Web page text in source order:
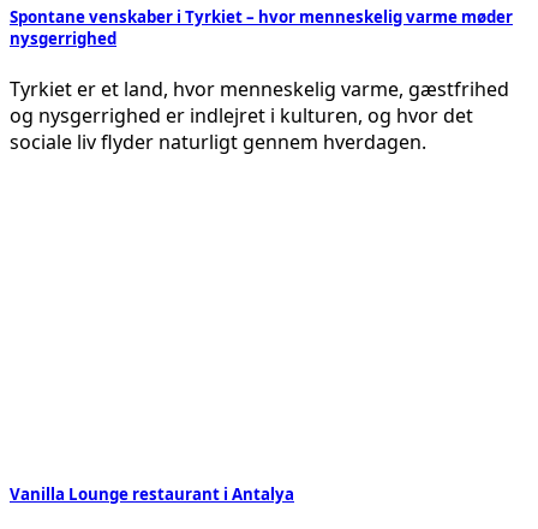
Spontane venskaber i Tyrkiet – hvor menneskelig varme møder
nysgerrighed
Tyrkiet er et land, hvor menneskelig varme, gæstfrihed
og nysgerrighed er indlejret i kulturen, og hvor det
sociale liv flyder naturligt gennem hverdagen.
Vanilla Lounge restaurant i Antalya